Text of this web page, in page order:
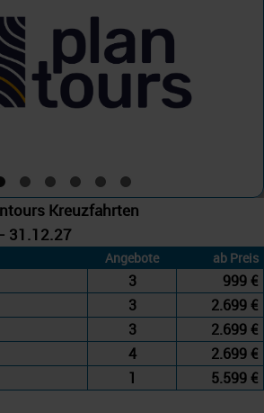
Kreuzfahrten
31.12.27
Angebote ab Preis
3
999 €
3
2.699 €
3
2.699 €
4
2.699 €
1 5.599 €